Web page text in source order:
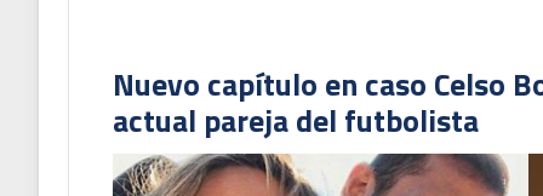
Nuevo capítulo en caso Celso
actual pareja del futbolista